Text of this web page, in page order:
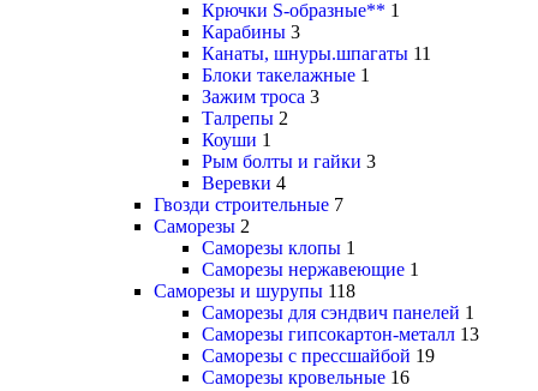
Крючки S-образные** 1
Карабины 3
Канаты, шнуры.шпагаты 11
Блоки такелажные 1
Зажим троса 3
Талрепы 2
Коуши 1
Рым болты и гайки 3
Веревки 4
Гвозди строительные 7
Саморезы 2
Саморезы клопы 1
Саморезы нержавеющие 1
Саморезы и шурупы 118
Саморезы для сэндвич панелей 1
Саморезы гипсокартон-металл 13
Саморезы с прессшайбой 19
Саморезы кровельные 16